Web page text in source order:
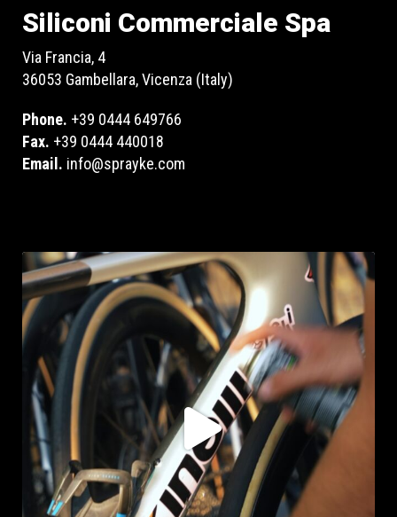
Siliconi Commerciale Spa
Via Francia, 4
36053 Gambellara, Vicenza (Italy)
Phone. +39 0444 649766
Fax. +39 0444 440018
Email. info@sprayke.com
sprayke_bike
Ago 5